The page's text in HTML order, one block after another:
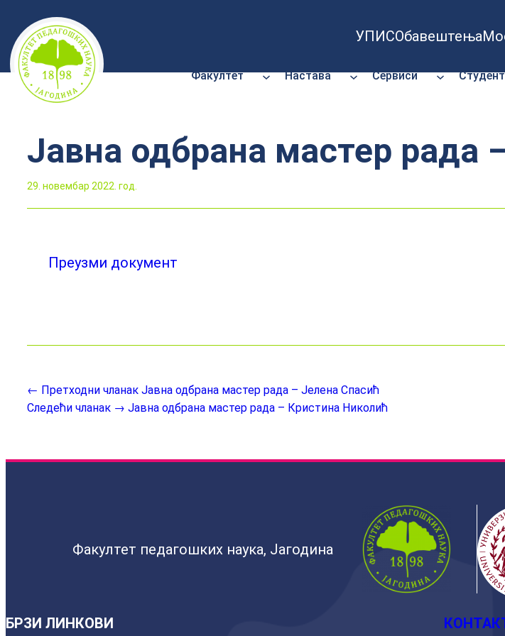
Скочи
на
садржај
УПИСОбавештења
Факултет Настава Сервиси
Јавна одбрана мастер рада
29. новембар 2022. год.
Преузми документ
← Претходни чланак Јавна одбрана мастер рада – Јелена Спасић
Следећи чланак → Јавна одбрана мастер рада – Кристина Николић
Факултет педагошких наука, Јагодина
БРЗИ ЛИНКОВИ